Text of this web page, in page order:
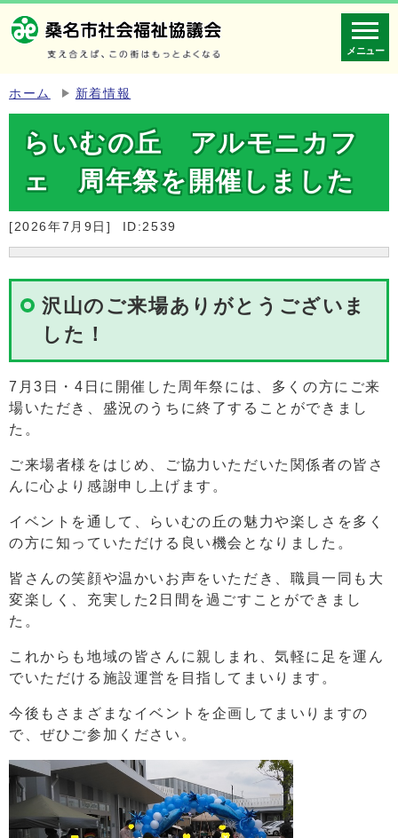
メニュー
ホーム 新着情報
らいむの丘 アルモニカフ
ェ 周年祭を開催しました
[2026年7月9日] ID:2539
沢山のご来場ありがとうございま
した！
7月3日・4日に開催した周年祭には、多くの方にご来
場いただき、盛況のうちに終了することができまし
た。
ご来場者様をはじめ、ご協力いただいた関係者の皆さ
んに心より感謝申し上げます。
イベントを通して、らいむの丘の魅力や楽しさを多く
の方に知っていただける良い機会となりました。
皆さんの笑顔や温かいお声をいただき、職員一同も大
変楽しく、充実した2日間を過ごすことができまし
た。
これからも地域の皆さんに親しまれ、気軽に足を運ん
でいただける施設運営を目指してまいります。
今後もさまざまなイベントを企画してまいりますの
で、ぜひご参加ください。